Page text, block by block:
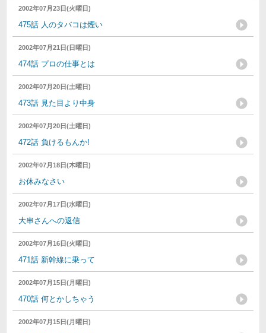
2002年07月23日(火曜日)
475話 人のタバコは煙い
2002年07月21日(日曜日)
474話 プロの仕事とは
2002年07月20日(土曜日)
473話 見た目より中身
2002年07月20日(土曜日)
472話 負けるもんか!
2002年07月18日(木曜日)
お休みなさい
2002年07月17日(水曜日)
大串さんへの返信
2002年07月16日(火曜日)
471話 新幹線に乗って
2002年07月15日(月曜日)
470話 何とかしちゃう
2002年07月15日(月曜日)